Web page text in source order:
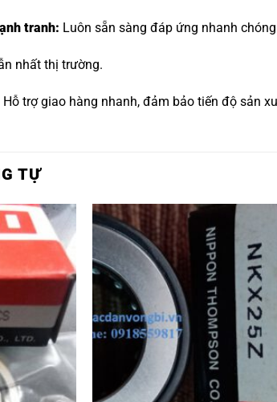
tranh: Luôn sẵn sàng đáp ứng nhanh
nhất thị trường.
Hỗ trợ giao hàng nhanh, đảm bảo tiến độ sản
TỰ